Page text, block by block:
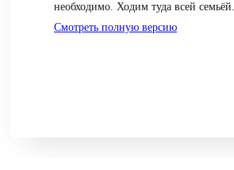
необходимо. Ходим туда всей семьёй.
Смотреть полную версию